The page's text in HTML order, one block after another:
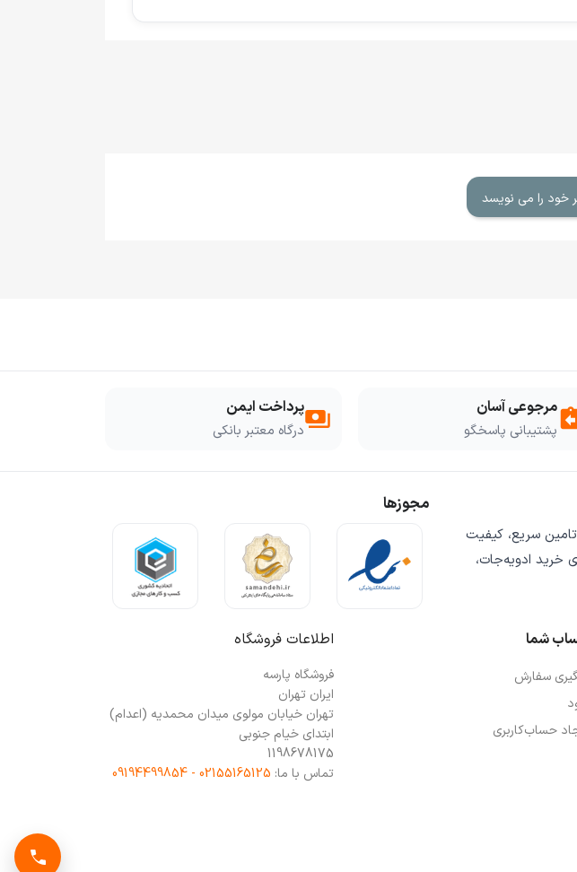
مرجوعی آسان
پشتیبانی پاسخگو paymentsپرداخت ایمن
درگاه معتبر بانکی
تامین سریع، کیفیت
خرید ادویه‌جات،
مجوزها
شما
سفارش
حساب‌کاربری
اطلاعات فروشگاه
فروشگاه پارسه
ایران تهران
تهران خیابان مولوی میدان محمدیه (اعدام)
ابتدای خیام جنوبی
1198678175
تماس با ما: 02155165125 - 09194499854